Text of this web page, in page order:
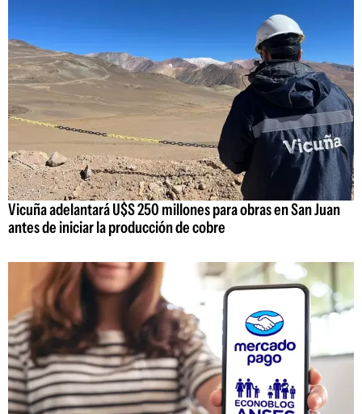
Vicuña adelantará U$S 250 millones para obras en San Juan
antes de iniciar la producción de cobre